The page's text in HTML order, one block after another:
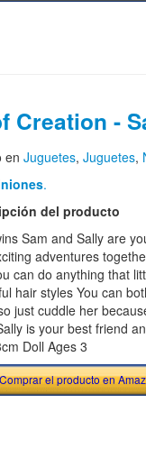
Creation -
en Juguetes, Juguetes,
.
del producto
Sam and Sally are
adventures
can do anything that
hair styles You can
just cuddle her
is your best friend
Doll Ages 3
el producto en